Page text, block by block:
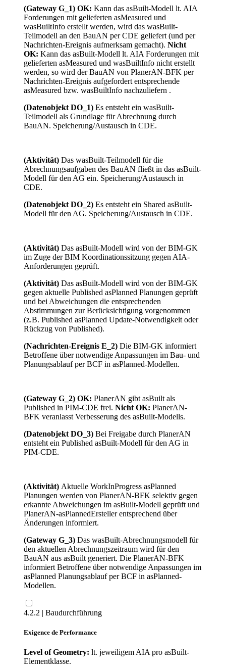
(Gateway G_1) OK: Kann das asBuilt-Modell lt. AIA
Forderungen mit gelieferten asMeasured und
wasBuiltInfo erstellt werden, wird das wasBuilt-
Teilmodell an den BauAN per CDE geliefert (und per
Nachrichten-Ereignis aufmerksam gemacht). Nicht
OK: Kann das asBuilt-Modell lt. AIA Forderungen mit
gelieferten asMeasured und wasBuiltInfo nicht erstellt
werden, so wird der BauAN von PlanerAN-BFK per
Nachrichten-Ereignis aufgefordert entsprechende
asMeasured bzw. wasBuiltInfo nachzuliefern .
(Datenobjekt DO_1) Es entsteht ein wasBuilt-
Teilmodell als Grundlage für Abrechnung durch
BauAN. Speicherung/Austausch in CDE.
(Aktivität) Das wasBuilt-Teilmodell für die
Abrechnungsaufgaben des BauAN fließt in das asBuilt-
Modell für den AG ein. Speicherung/Austausch in
CDE.
(Datenobjekt DO_2) Es entsteht ein Shared asBuilt-
Modell für den AG. Speicherung/Austausch in CDE.
(Aktivität) Das asBuilt-Modell wird von der BIM-GK
im Zuge der BIM Koordinationssitzung gegen AIA-
Anforderungen geprüft.
(Aktivität) Das asBuilt-Modell wird von der BIM-GK
gegen aktuelle Published asPlanned Planungen geprüft
und bei Abweichungen die entsprechenden
Abstimmungen zur Berücksichtigung vorgenommen
(z.B. Published asPlanned Update-Notwendigkeit oder
Rückzug von Published).
(Nachrichten-Ereignis E_2) Die BIM-GK informiert
Betroffene über notwendige Anpassungen im Bau- und
Planungsablauf per BCF in asPlanned-Modellen.
(Gateway G_2) OK: PlanerAN gibt asBuilt als
Published in PIM-CDE frei. Nicht OK: PlanerAN-
BFK veranlasst Verbesserung des asBuilt-Modells.
(Datenobjekt DO_3) Bei Freigabe durch PlanerAN
entsteht ein Published asBuilt-Modell für den AG in
PIM-CDE.
(Aktivität) Aktuelle WorkInProgress asPlanned
Planungen werden von PlanerAN-BFK selektiv gegen
erkannte Abweichungen im asBuilt-Modell geprüft und
PlanerAN-asPlannedErsteller entsprechend über
Änderungen informiert.
(Gateway G_3) Das wasBuilt-Abrechnungsmodell für
den aktuellen Abrechnungszeitraum wird für den
BauAN aus asBuilt generiert. Die PlanerAN-BFK
informiert Betroffene über notwendige Anpassungen im
asPlanned Planungsablauf per BCF in asPlanned-
Modellen.
4.2.2 | Baudurchführung
Exigence de Performance
Level of Geometry: lt. jeweiligem AIA pro asBuilt-
Elementklasse.